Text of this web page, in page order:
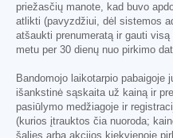
priežasčių manote, kad buvo
atlikti (pavyzdžiui, dėl sistemos
atšaukti prenumeratą ir gauti
metu per 30 dienų nuo pirkimo
Bandomojo laikotarpio pabaigoje
išankstinė sąskaita už kainą ir
pasiūlymo medžiagoje ir
(kurios įtrauktos čia nuoroda;